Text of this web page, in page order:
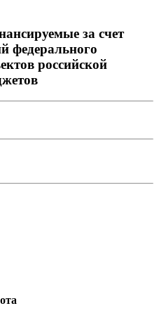
за счет
федерального
российской